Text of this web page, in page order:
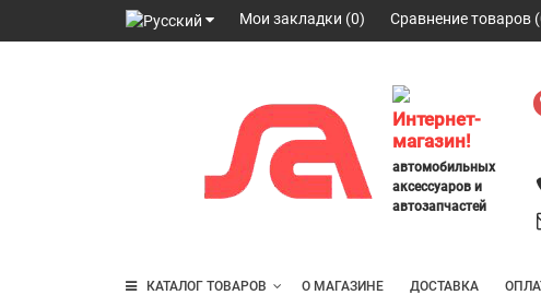
Мои закладки (0) Сравнение товаров
Интернет-
магазин!
автомобильных
аксессуаров и
автозапчастей
КАТАЛОГ ТОВАРОВ О МАГАЗИНЕ ДОСТАВКА